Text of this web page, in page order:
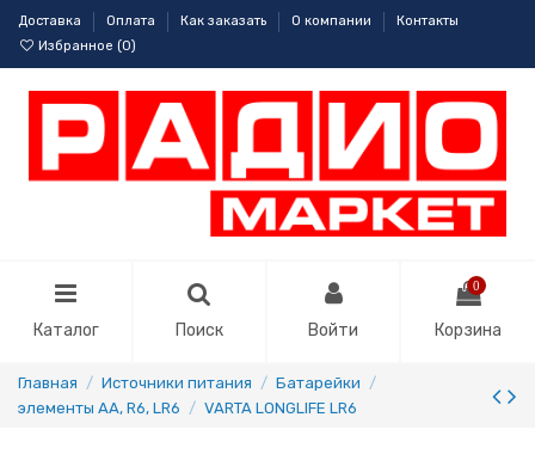
Доставка Оплата Как заказать О компании
Контакты
Избранное (0)
Каталог Поиск Войти
0
Корзина
Главная Источники питания
Батарейки
элементы AA, R6, LR6
VARTA LONGLIFE LR6